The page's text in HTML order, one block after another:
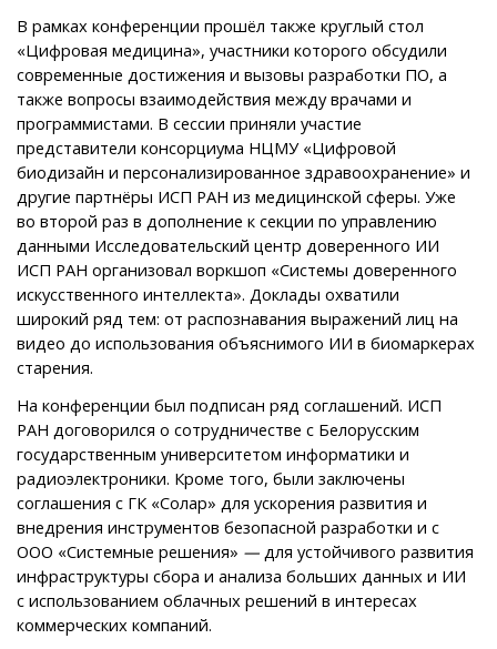
В рамках конференции прошёл также круглый стол
«Цифровая медицина», участники которого обсудили
современные достижения и вызовы разработки ПО, а
также вопросы взаимодействия между врачами и
программистами. В сессии приняли участие
представители консорциума НЦМУ «Цифровой
биодизайн и персонализированное здравоохранение» и
другие партнёры ИСП РАН из медицинской сферы. Уже
во второй раз в дополнение к секции по управлению
данными Исследовательский центр доверенного ИИ
ИСП РАН организовал воркшоп «Системы доверенного
искусственного интеллекта». Доклады охватили
широкий ряд тем: от распознавания выражений лиц на
видео до использования объяснимого ИИ в биомаркерах
старения.
На конференции был подписан ряд соглашений. ИСП
РАН договорился о сотрудничестве с Белорусским
государственным университетом информатики и
радиоэлектроники. Кроме того, были заключены
соглашения с ГК «Солар» для ускорения развития и
внедрения инструментов безопасной разработки и с
ООО «Системные решения» — для устойчивого развития
инфраструктуры сбора и анализа больших данных и ИИ
с использованием облачных решений в интересах
коммерческих компаний.